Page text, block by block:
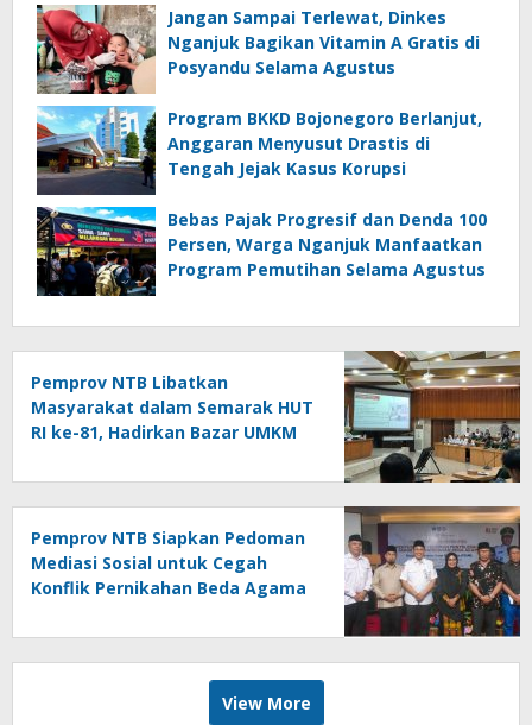
Jangan Sampai Terlewat, Dinkes
Nganjuk Bagikan Vitamin A Gratis di
Posyandu Selama Agustus
Program BKKD Bojonegoro Berlanjut,
Anggaran Menyusut Drastis di
Tengah Jejak Kasus Korupsi
Bebas Pajak Progresif dan Denda 100
Persen, Warga Nganjuk Manfaatkan
Program Pemutihan Selama Agustus
Pemprov NTB Libatkan
Masyarakat dalam Semarak HUT
RI ke-81, Hadirkan Bazar UMKM
Pemprov NTB Siapkan Pedoman
Mediasi Sosial untuk Cegah
Konflik Pernikahan Beda Agama
View More